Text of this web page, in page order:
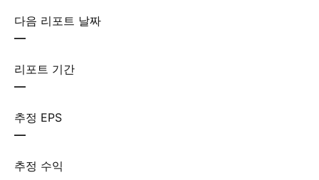
다음 리포트 날짜
—
리포트 기간
—
추정 EPS
—
추정 수익